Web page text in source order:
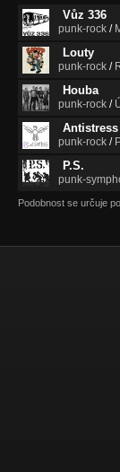
proti uzkosti
Vůz 336
punk-rock /
Louty
punk-rock /
Houba
punk-rock /
Antistress
punk-rock /
P.S.
punk-
Podobnost se určuje